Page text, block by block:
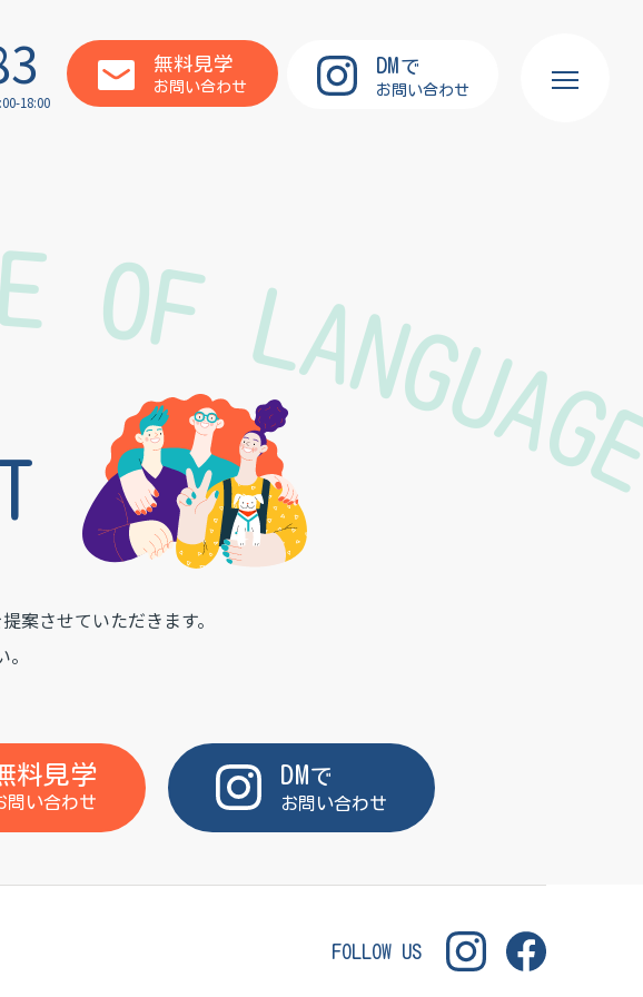
18:00
無料見学
お問い合わせ
DMで
お問い合わせ
案させていただきます。
料見学
問い合わせ
DMで
お問い合わせ
FOLLOW US